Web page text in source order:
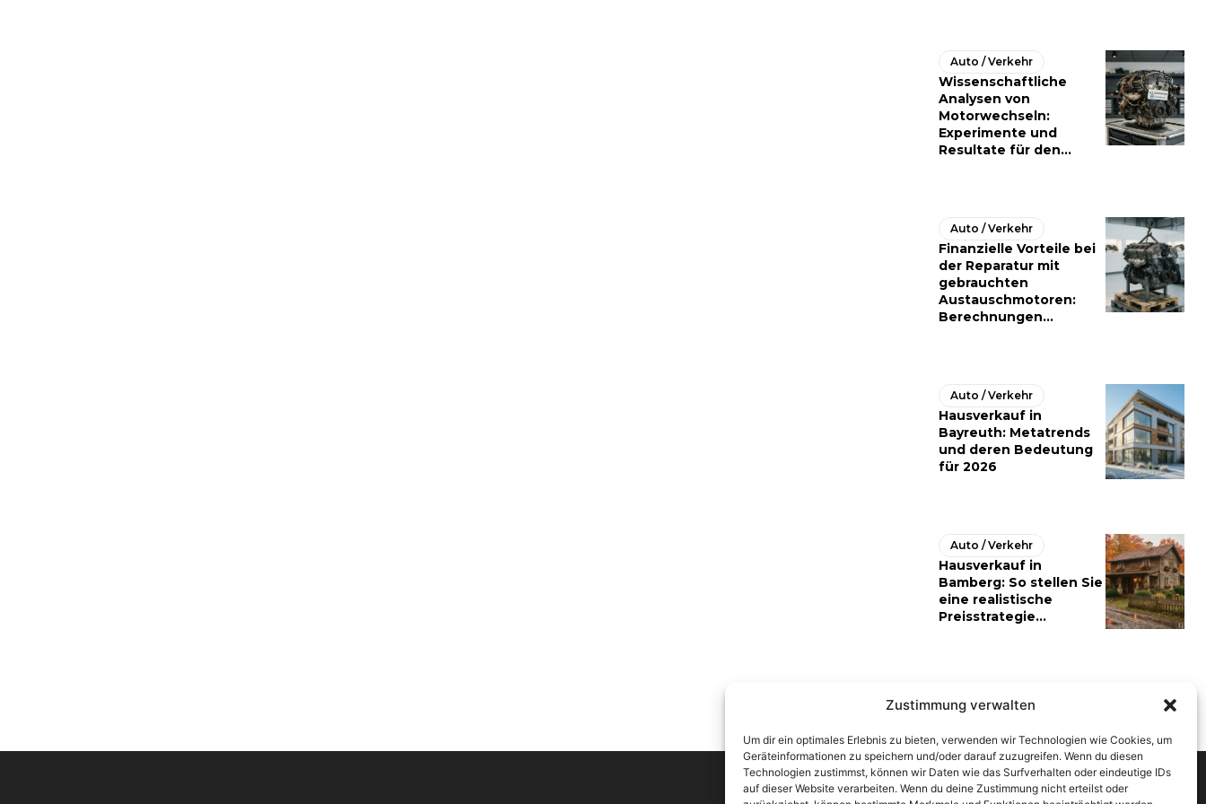
Zustimmung verwalten
Um dir ein optimales Erlebnis zu bieten, verwenden wir Technologien wie Cookies, um
Geräteinformationen zu speichern und/oder darauf zuzugreifen. Wenn du diesen
Technologien zustimmst, können wir Daten wie das Surfverhalten oder eindeutige IDs
auf dieser Website verarbeiten. Wenn du deine Zustimmung nicht erteilst oder
Auto / Verkehr
Wissenschaftliche
Analysen von
Motorwechseln:
Experimente und
Resultate für den...
Auto / Verkehr
Finanzielle Vorteile bei
der Reparatur mit
gebrauchten
Austauschmotoren:
Berechnungen...
Auto / Verkehr
Hausverkauf in
Bayreuth: Metatrends
und deren Bedeutung
für 2026
Auto / Verkehr
Hausverkauf in
Bamberg: So stellen Sie
eine realistische
Preisstrategie...